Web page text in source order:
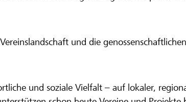
und die genossenschaftlichen
und soziale Vielfalt – auf lokaler,